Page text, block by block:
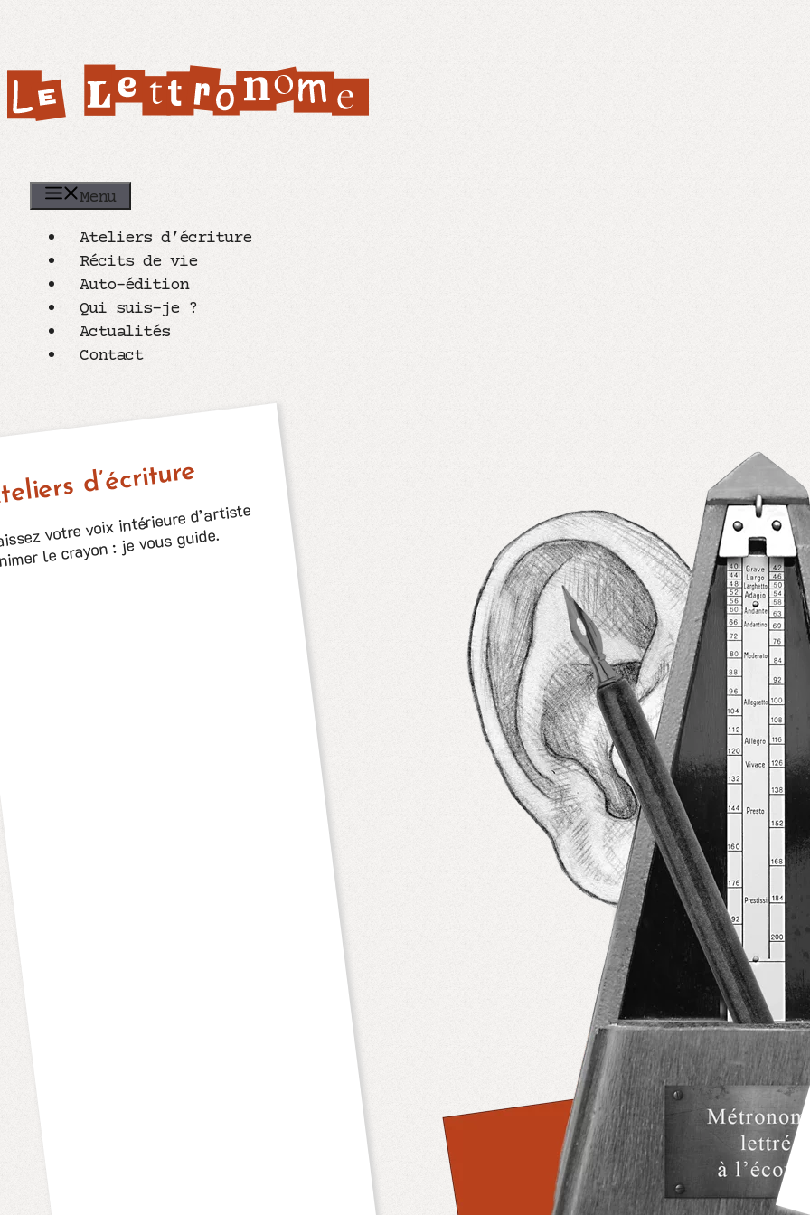
Menu
Ateliers d’écriture
Récits de vie
Auto-édition
Qui suis-je ?
Actualités
Contact
d’écriture
votre voix intérieure d’artiste
le crayon : je vous guide.